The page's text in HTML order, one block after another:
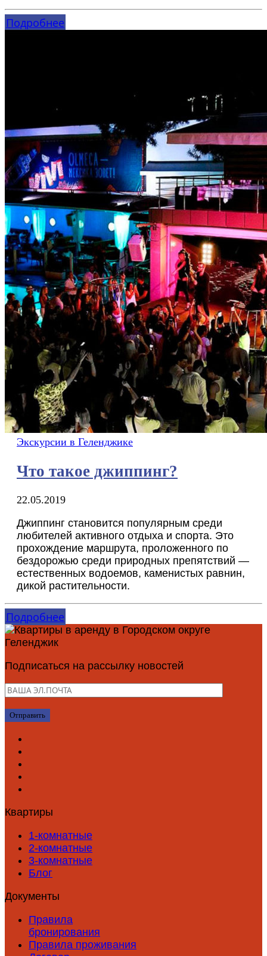
Подробнее
Экскурсии в Геленджике
Что такое джиппинг?
22.05.2019
Джиппинг становится популярным среди
любителей активного отдыха и спорта. Это
прохождение маршрута, проложенного по
бездорожью среди природных препятствий —
естественных водоемов, каменистых равнин,
дикой растительности.
Подробнее
Подписаться на рассылку новостей
Квартиры
1-комнатные
2-комнатные
3-комнатные
Блог
Документы
Правила
бронирования
Правила проживания